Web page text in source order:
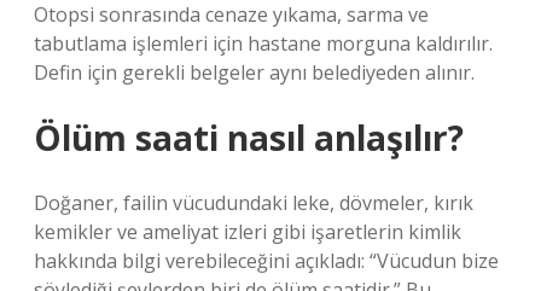
Otopsi sonrasında cenaze yıkama, sarma ve
tabutlama işlemleri için hastane morguna kaldırılır.
Defin için gerekli belgeler aynı belediyeden alınır.
Ölüm saati nasıl anlaşılır?
Doğaner, failin vücudundaki leke, dövmeler, kırık
kemikler ve ameliyat izleri gibi işaretlerin kimlik
hakkında bilgi verebileceğini açıkladı: “Vücudun bize